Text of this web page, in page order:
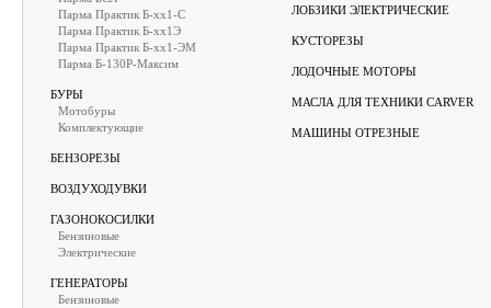
Парма Практик Б-хх1-С
Парма Практик Б-хх1Э
Парма Практик Б-хх1-ЭМ
Парма Б-130Р-Максим
БУРЫ
Мотобуры
Комплектующие
БЕНЗОРЕЗЫ
ВОЗДУХОДУВКИ
ГАЗОНОКОСИЛКИ
Бензиновые
Электрические
ГЕНЕРАТОРЫ
Бензиновые
ЛОБЗИКИ ЭЛЕКТРИЧЕСКИЕ
КУСТОРЕЗЫ
ЛОДОЧНЫЕ МОТОРЫ
МАСЛА ДЛЯ ТЕХНИКИ CARVER
МАШИНЫ ОТРЕЗНЫЕ